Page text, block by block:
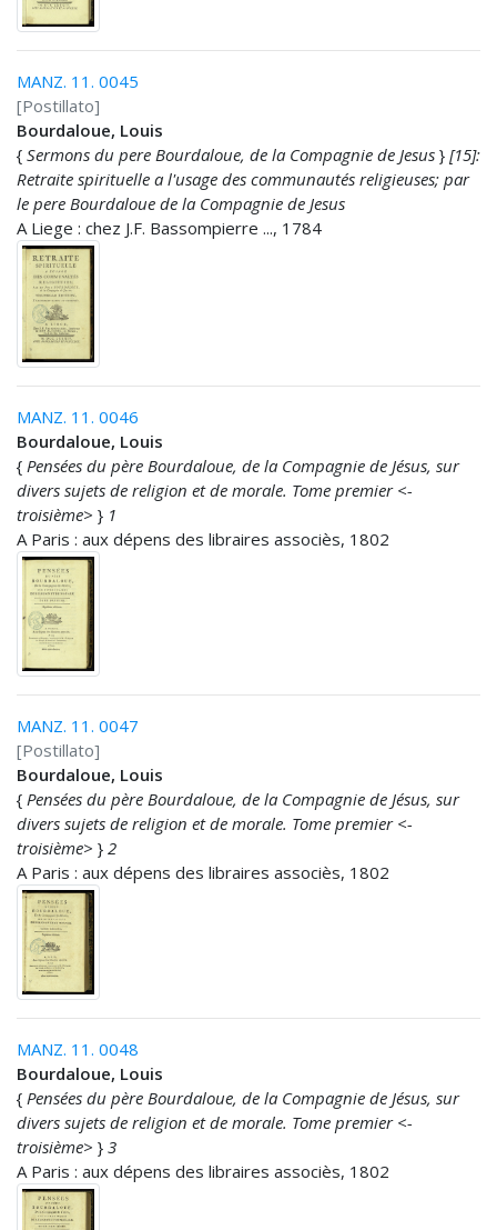
MANZ. 11. 0045
[Postillato]
Bourdaloue, Louis
{ Sermons du pere Bourdaloue, de la Compagnie de Jesus } [15]:
Retraite spirituelle a l'usage des communautés religieuses; par
le pere Bourdaloue de la Compagnie de Jesus
A Liege : chez J.F. Bassompierre ..., 1784
MANZ. 11. 0046
Bourdaloue, Louis
{ Pensées du père Bourdaloue, de la Compagnie de Jésus, sur
divers sujets de religion et de morale. Tome premier <-
troisième> } 1
A Paris : aux dépens des libraires associès, 1802
MANZ. 11. 0047
[Postillato]
Bourdaloue, Louis
{ Pensées du père Bourdaloue, de la Compagnie de Jésus, sur
divers sujets de religion et de morale. Tome premier <-
troisième> } 2
A Paris : aux dépens des libraires associès, 1802
MANZ. 11. 0048
Bourdaloue, Louis
{ Pensées du père Bourdaloue, de la Compagnie de Jésus, sur
divers sujets de religion et de morale. Tome premier <-
troisième> } 3
A Paris : aux dépens des libraires associès, 1802